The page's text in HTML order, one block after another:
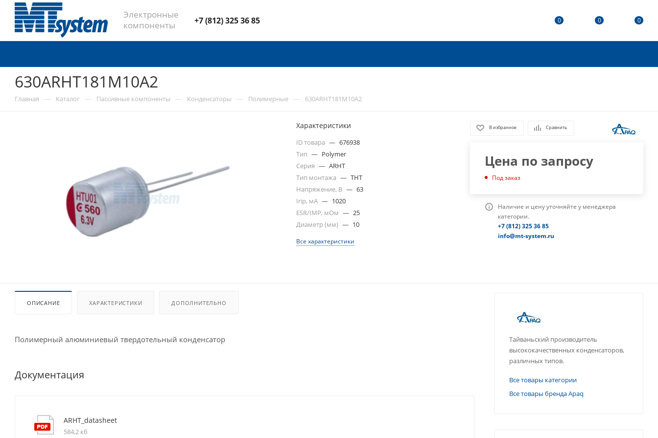
Электронные
компоненты
+7 (812) 325 36 85 0 0 0
630ARHT181M10A2
Главная — Каталог — Пассивные компоненты — Конденсаторы — Полимерные — 630ARHT181M10A2
Характеристики
ID товара — 676938
Тип — Polymer
Серия — ARHT
Тип монтажа — THT
Напряжение, В — 63
Irip, мА — 1020
ESR/IMP, мОм — 25
Диаметр (мм) — 10
Все характеристики
В избранное Сравнить
Цена по запросу
Под заказ
Наличие и цену уточняйте у менеджера
категории.
+7 (812) 325 36 85
info@mt-system.ru
ОПИСАНИЕ ХАРАКТЕРИСТИКИ ДОПОЛНИТЕЛЬНО
Полимерный алюминиевый твердотельный конденсатор
Документация
ARHT_datasheet
584,2 кб
Тайваньский производитель
высококачественных конденсаторов,
различных типов.
Все товары категории
Все товары бренда Apaq